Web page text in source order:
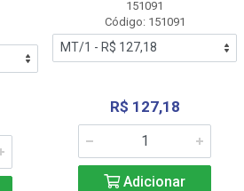
151091
Código: 151091
R$ 127,18
Adicionar